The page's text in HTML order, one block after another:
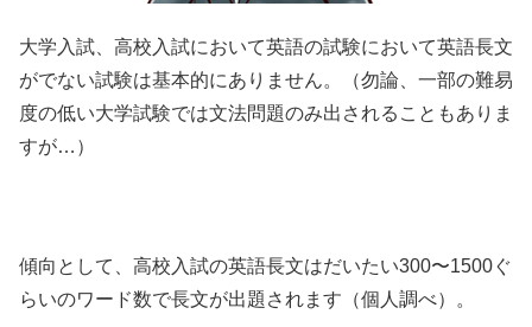
大学入試、高校入試において英語の試験において英語長文
がでない試験は基本的にありません。（勿論、一部の難易
度の低い大学試験では文法問題のみ出されることもありま
すが…）
傾向として、高校入試の英語長文はだいたい300〜1500ぐ
らいのワード数で長文が出題されます（個人調べ）。